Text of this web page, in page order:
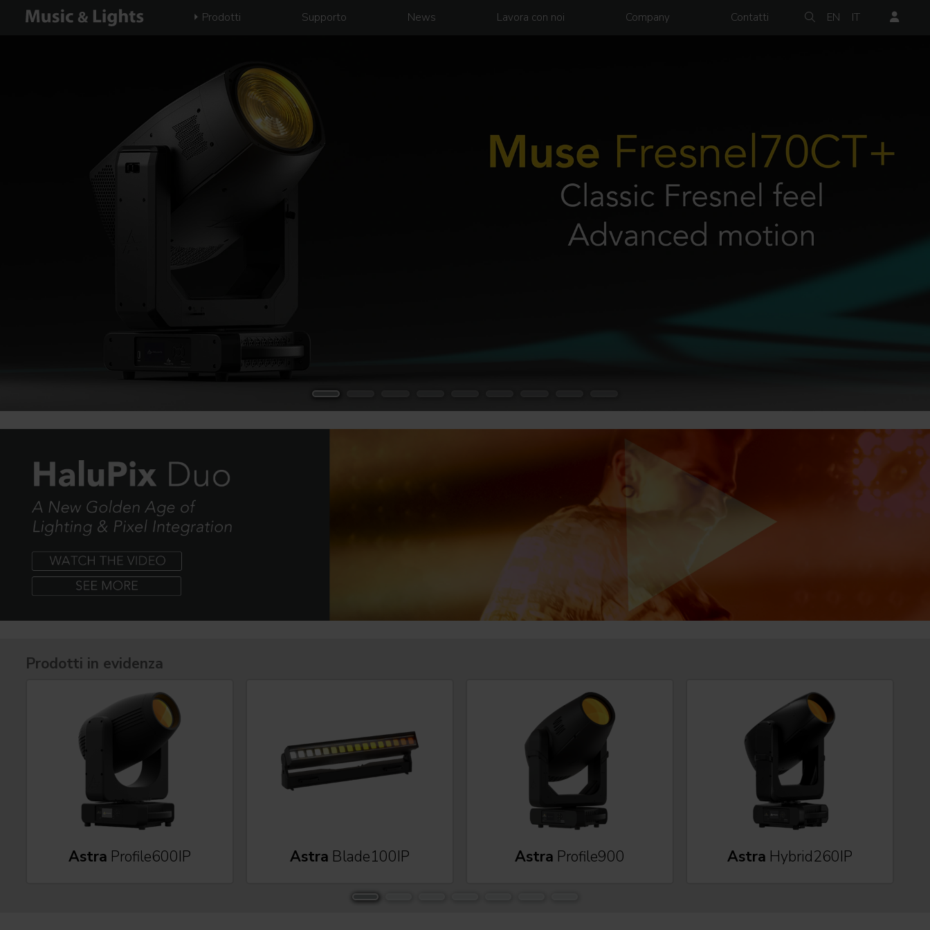
Prodotti Supporto News Lavora con noi Company Contatti EN IT
Prodotti in evidenza
Astra Profile600IP Astra Blade100IP Astra Profile900 Astra Hybrid260IP